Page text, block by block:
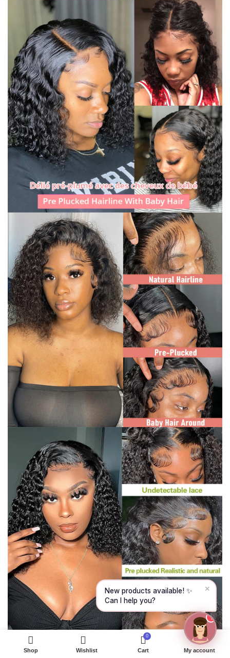
New products available! ✨
Can I help you?
✕
1
PT EN END CONVERSATION ✕
Online now
Hello! To get started, please share your
name and email 😊
Name
Email
CONTINUE →
Shop Wishlist
0
Cart My account